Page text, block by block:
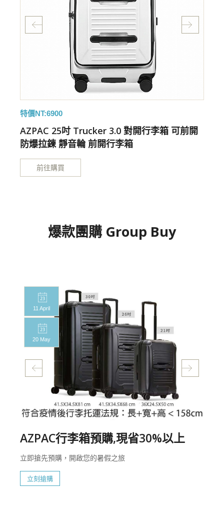
特價NT:6900
AZPAC 25吋 Trucker 3.0 對開行李箱 可前開
防爆拉鍊 靜音輪 前開行李箱
前往購買
爆款團購 Group Buy
11 April
20 May
AZPAC行李箱預購,現省30%以上
立即搶先預購，開啟您的暑假之旅
立刻搶購